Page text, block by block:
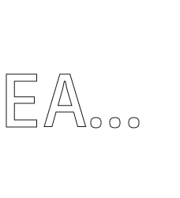
SERVICEAVTAL